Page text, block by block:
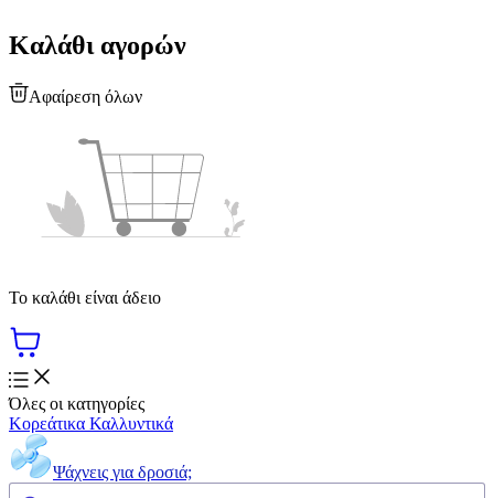
Καλάθι αγορών
Αφαίρεση όλων
Το καλάθι είναι άδειο
Όλες οι κατηγορίες
Κορεάτικα Καλλυντικά
Ψάχνεις για δροσιά;